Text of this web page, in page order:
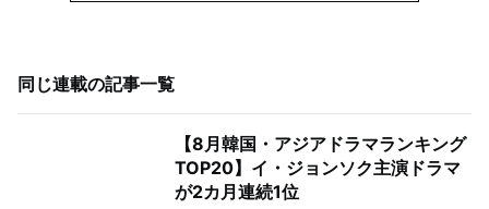
同じ連載の記事一覧
【8月韓国・アジアドラマランキング
TOP20】イ・ジョンソク主演ドラマ
が2カ月連続1位